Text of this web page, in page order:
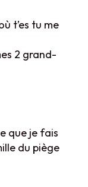
t’es tu me
2 grand-
que je fais
du piège